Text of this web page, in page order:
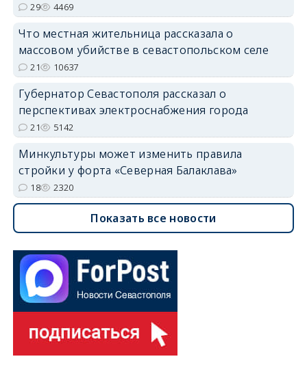
29 4469
Что местная жительница рассказала о
массовом убийстве в севастопольском селе
21 10637
Губернатор Севастополя рассказал о
перспективах электроснабжения города
21 5142
Минкультуры может изменить правила
стройки у форта «Северная Балаклава»
18 2320
Показать все новости